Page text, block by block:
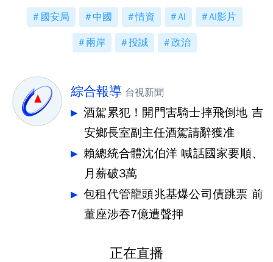
國安局 中國 情資 AI AI影片
兩岸 投誠 政治
綜合報導 台視新聞
酒駕累犯！開門害騎士摔飛倒地 吉
安鄉長室副主任酒駕請辭獲准
賴總統合體沈伯洋 喊話國家要順、
月薪破3萬
包租代管龍頭兆基爆公司債跳票 前
董座涉吞7億遭聲押
正在直播